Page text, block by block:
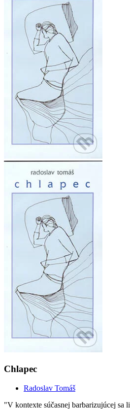
Chlapec
Radoslav Tomáš
"V kontexte súčasnej barbarizujúcej sa